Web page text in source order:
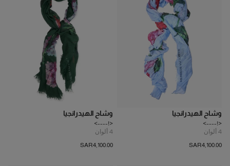
وشاح الهيدرانجيا
<!---->
4 ألوان
SAR‌4,100.00
وشاح الهيدرانجيا
<!---->
4 ألوان
SAR‌4,100.00